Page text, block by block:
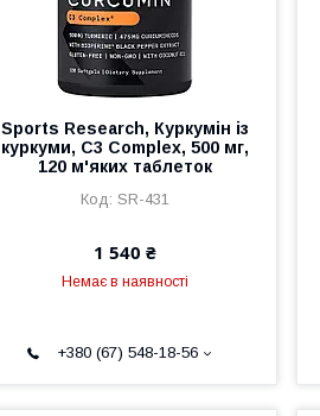
Sports Research, Куркумін із
куркуми, C3 Complex, 500 мг,
120 м'яких таблеток
SR-431
1 540 ₴
Немає в наявності
+380 (67) 548-18-56